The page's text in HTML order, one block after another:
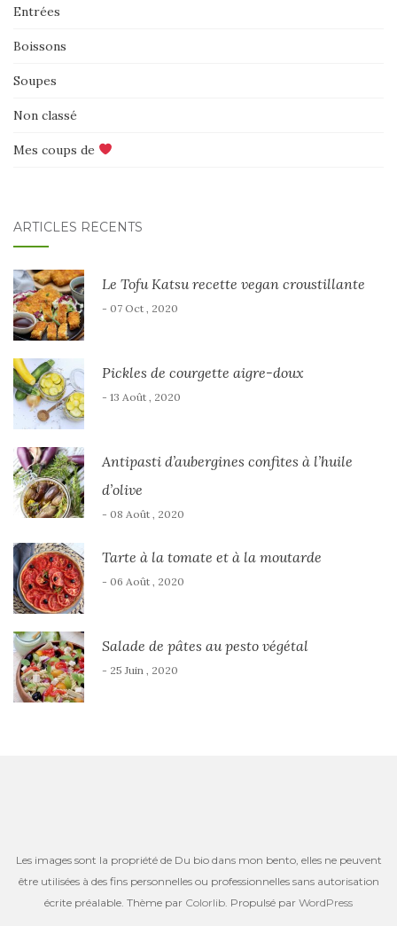
Entrées
Boissons
Soupes
Non classé
Mes coups de
ARTICLES RÉCENTS
Le Tofu Katsu recette vegan croustillante
- 07 Oct , 2020
Pickles de courgette aigre-doux
- 13 Août , 2020
Antipasti d’aubergines confites à l’huile
d’olive
- 08 Août , 2020
Tarte à la tomate et à la moutarde
- 06 Août , 2020
Salade de pâtes au pesto végétal
- 25 Juin , 2020
Les images sont la propriété de Du bio dans mon bento, elles ne peuvent
être utilisées à des fins personnelles ou professionnelles sans autorisation
écrite préalable. Thème par Colorlib . Propulsé par WordPress